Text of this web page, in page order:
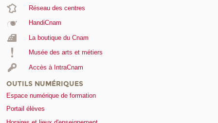
Réseau des centres
HandiCnam
La boutique du Cnam
Musée des arts et métiers
Accès à IntraCnam
OUTILS NUMÉRIQUES
Espace numérique de formation
Portail élèves